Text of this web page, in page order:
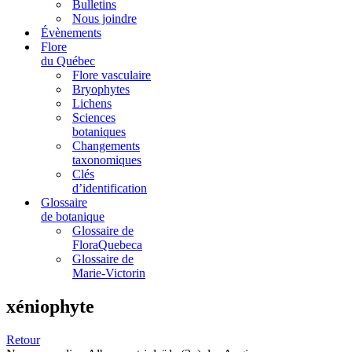
Bulletins
Nous joindre
Évènements
Flore
du Québec
Flore vasculaire
Bryophytes
Lichens
Sciences
botaniques
Changements
taxonomiques
Clés
d’identification
Glossaire
de botanique
Glossaire de
FloraQuebeca
Glossaire de
Marie-Victorin
xéniophyte
Retour